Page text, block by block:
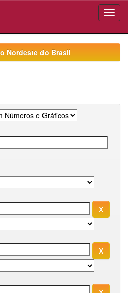
Nordeste do Brasil